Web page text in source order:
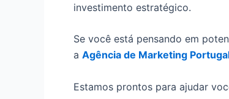
investimento estratégico.
Se você está pensando em
a Agência de Marketing
Estamos prontos para ajudar